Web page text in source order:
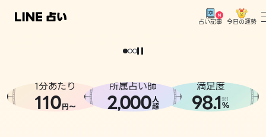
占い記事 今日の運勢
相談事例
どうせなら
。
1分あたり
110円〜
所属占い師
2,000人
超
満足度
98.1※1
%